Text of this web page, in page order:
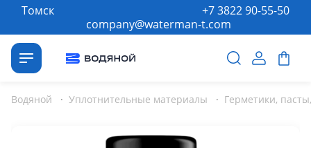
Томск
company@waterman-t.com
+7 3822 90-55-50
Водяной · Уплотнительные материалы · Герметики,